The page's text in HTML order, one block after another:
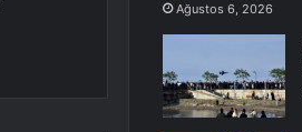
Ağustos 6, 2026